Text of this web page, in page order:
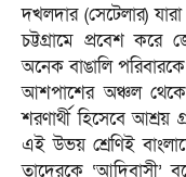
দখলদার (সেটেলার)
চট্টগ্রামে প্রবেশ
অনেক বাঙালি
আশপাশের অঞ্চল থেকে
শরণার্থী হিসেবে আশ্রয়
এই উভয় শ্রেণিই
তাদেরকে ‘আদিবাসী’